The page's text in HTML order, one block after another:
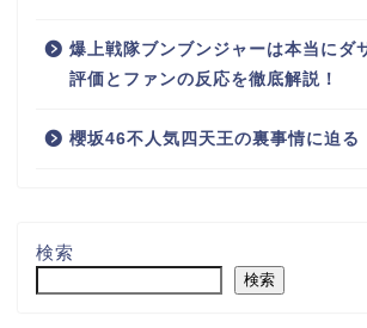
爆上戦隊ブンブンジャーは本当にダ
評価とファンの反応を徹底解説！
櫻坂46不人気四天王の裏事情に迫る
検索
検索